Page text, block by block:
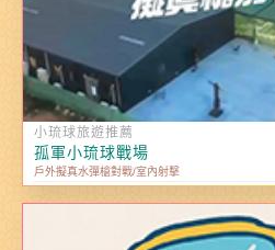
小琉球旅遊推薦
孤軍小琉球戰場
戶外擬真水彈槍對戰/室內射擊